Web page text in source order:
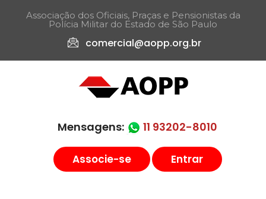
Associação dos Oficiais, Praças e Pensionistas da
Polícia Militar do Estado de São Paulo​
comercial@aopp.org.br
Mensagens: 11 93202-8010
Associe-se Entrar